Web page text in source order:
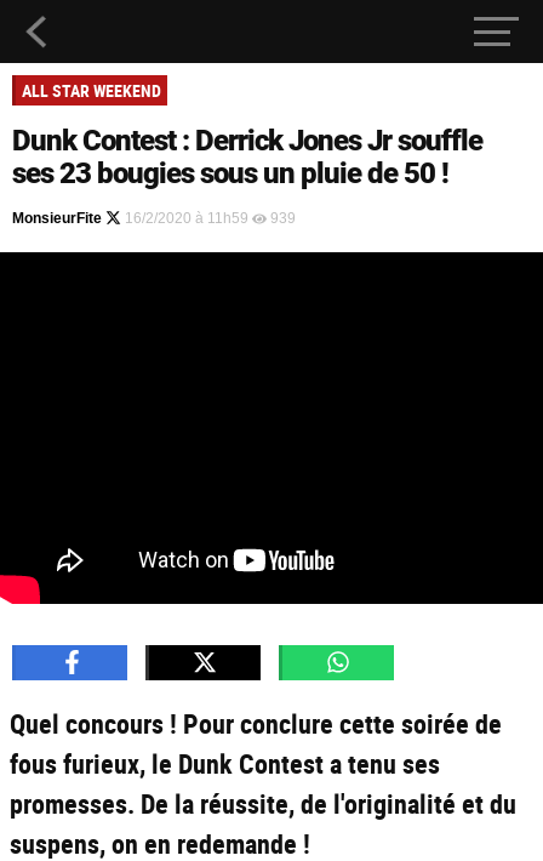
ALL STAR WEEKEND
Dunk Contest : Derrick Jones Jr souffle
ses 23 bougies sous un pluie de 50 !
MonsieurFite 16/2/2020 à 11h59 939
Quel concours ! Pour conclure cette soirée de
fous furieux, le Dunk Contest a tenu ses
promesses. De la réussite, de l'originalité et du
suspens, on en redemande !